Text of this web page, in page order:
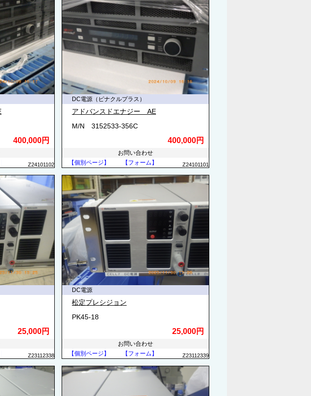
400,000円
Z24101102
DC電源（ピナクルプラス）
アドバンスドエナジー AE
M/N 3152533-356C
400,000円
お問い合わせ
【個別ページ】
【フォーム】 Z24101101
25,000円
Z23112338
DC電源
松定プレシジョン
PK45-18
25,000円
お問い合わせ
【個別ページ】
【フォーム】 Z23112339